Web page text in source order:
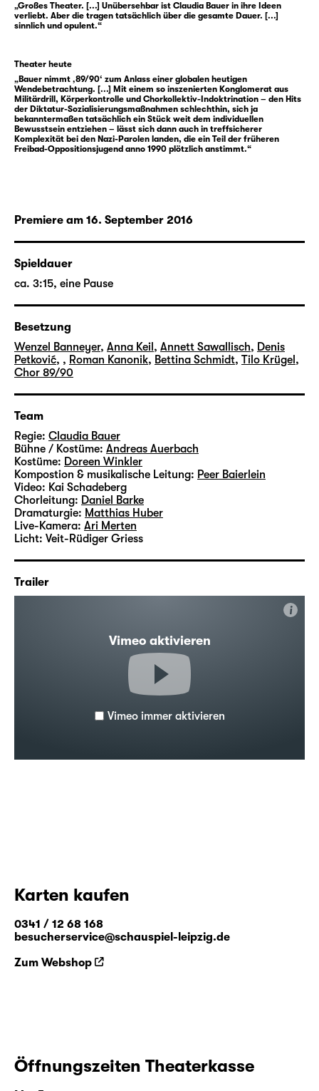
„Großes Theater. [...] Unübersehbar ist Claudia Bauer in ihre Ideen
verliebt. Aber die tragen tatsächlich über die gesamte Dauer. [...]
sinnlich und opulent.“
Theater heute
„Bauer nimmt ‚89/90‘ zum Anlass einer globalen heutigen
Wendebetrachtung. [...] Mit einem so inszenierten Konglomerat aus
Militärdrill, Körperkontrolle und Chorkollektiv-Indoktrination – den Hits
der Diktatur-Sozialisierungsmaßnahmen schlechthin, sich ja
bekanntermaßen tatsächlich ein Stück weit dem individuellen
Bewusstsein entziehen – lässt sich dann auch in treffsicherer
Komplexität bei den Nazi-Parolen landen, die ein Teil der früheren
Freibad-Oppositionsjugend anno 1990 plötzlich anstimmt.“
Premiere am 16. September 2016
Spieldauer
ca. 3:15, eine Pause
Besetzung
Wenzel Banneyer, Anna Keil , Annett Sawallisch, Denis
Petković, , Roman Kanonik, Bettina Schmidt, Tilo Krügel ,
Chor 89/90
Team
Regie: Claudia Bauer
Bühne / Kostüme: Andreas Auerbach
Kostüme: Doreen Winkler
Kompostion & musikalische Leitung: Peer Baierlein
Video: Kai Schadeberg
Chorleitung: Daniel Barke
Dramaturgie: Matthias Huber
Live-Kamera: Ari Merten
Licht: Veit-Rüdiger Griess
Trailer
Vimeo aktivieren
i
Vimeo immer aktivieren
Karten kaufen
0341 / 12 68 168
besucherservice@schauspiel-leipzig.de
Zum Webshop
Öffnungszeiten Theaterkasse